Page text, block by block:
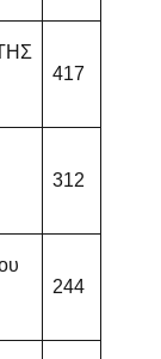
417
312
244